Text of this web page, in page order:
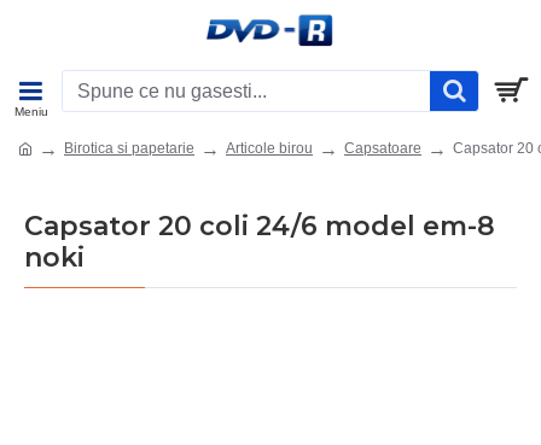
Birotica si papetarie Articole birou Capsatoare Capsator 20
Capsator 20 coli 24/6 model em-8
noki